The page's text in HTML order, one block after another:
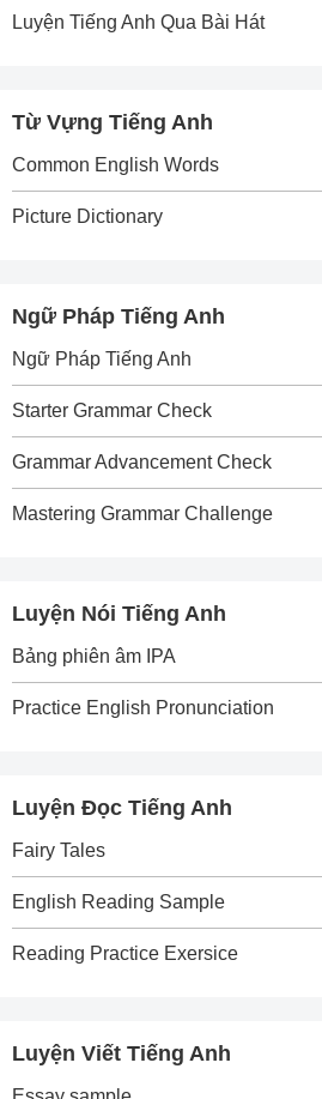
Luyện Tiếng Anh Qua Bài Hát
Từ Vựng Tiếng Anh
Common English Words
Picture Dictionary
Ngữ Pháp Tiếng Anh
Ngữ Pháp Tiếng Anh
Starter Grammar Check
Grammar Advancement Check
Mastering Grammar Challenge
Luyện Nói Tiếng Anh
Bảng phiên âm IPA
Practice English Pronunciation
Luyện Đọc Tiếng Anh
Fairy Tales
English Reading Sample
Reading Practice Exersice
Luyện Viết Tiếng Anh